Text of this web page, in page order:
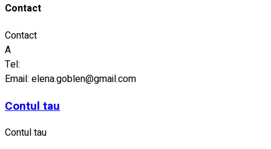
Contact
Contact
A
Tel:
Email: elena.goblen@gmail.com
Contul tau
Contul tau